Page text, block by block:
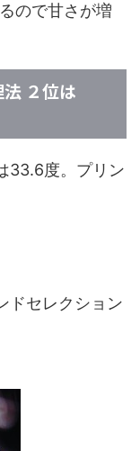
ので甘さが増
２位は
33.6度。プリン
ドセレクション